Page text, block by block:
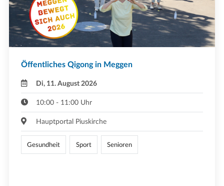
Öffentliches Qigong in Meggen
Di, 11. August 2026
10:00 - 11:00 Uhr
Hauptportal Piuskirche
Gesundheit Sport Senioren